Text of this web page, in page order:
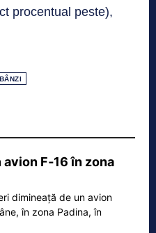
procentual peste),
F‑16 în zona
dimineață de un avion
în zona Padina, în